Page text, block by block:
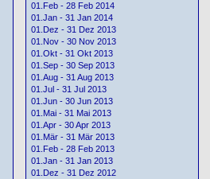
01.Feb - 28 Feb 2014
01.Jan - 31 Jan 2014
01.Dez - 31 Dez 2013
01.Nov - 30 Nov 2013
01.Okt - 31 Okt 2013
01.Sep - 30 Sep 2013
01.Aug - 31 Aug 2013
01.Jul - 31 Jul 2013
01.Jun - 30 Jun 2013
01.Mai - 31 Mai 2013
01.Apr - 30 Apr 2013
01.Mär - 31 Mär 2013
01.Feb - 28 Feb 2013
01.Jan - 31 Jan 2013
01.Dez - 31 Dez 2012